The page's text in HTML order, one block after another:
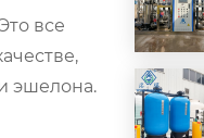
все
эшелона.